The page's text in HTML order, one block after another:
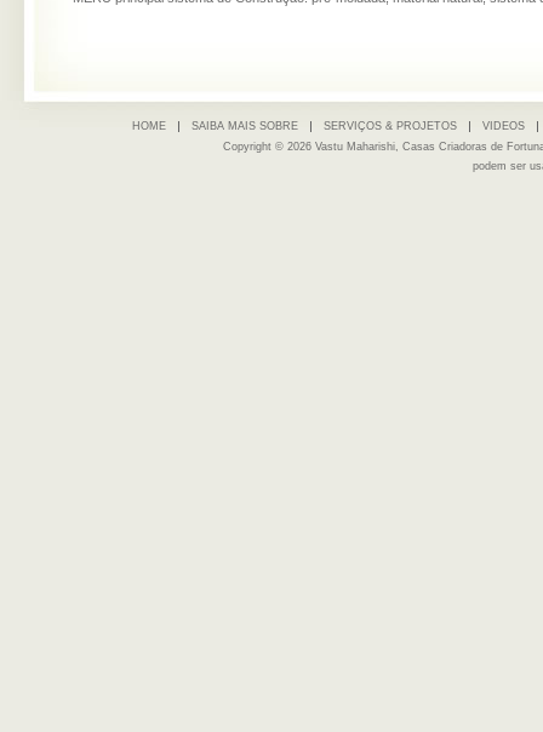
HOME SAIBA MAIS SOBRE SERVIÇOS & PROJETOS
VIDEOS
Copyright © 2026 Vastu Maharishi, Casas Criadoras de
podem ser